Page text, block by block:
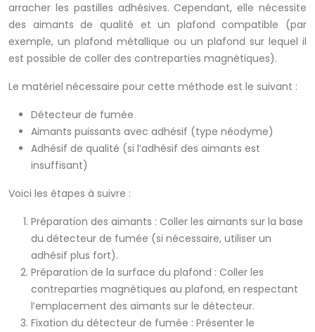
arracher les pastilles adhésives. Cependant, elle nécessite
des aimants de qualité et un plafond compatible (par
exemple, un plafond métallique ou un plafond sur lequel il
est possible de coller des contreparties magnétiques).
Le matériel nécessaire pour cette méthode est le suivant :
Détecteur de fumée
Aimants puissants avec adhésif (type néodyme)
Adhésif de qualité (si l’adhésif des aimants est
insuffisant)
Voici les étapes à suivre :
Préparation des aimants : Coller les aimants sur la base
du détecteur de fumée (si nécessaire, utiliser un
adhésif plus fort).
Préparation de la surface du plafond : Coller les
contreparties magnétiques au plafond, en respectant
l’emplacement des aimants sur le détecteur.
Fixation du détecteur de fumée : Présenter le